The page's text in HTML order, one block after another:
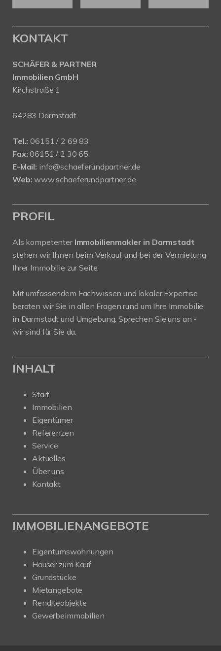
KONTAKT
SCHÄFER & PARTNER
Immobilien GmbH
Kirchstraße 1
64283 Darmstadt
Tel.: 06151 / 2 69 83
Fax: 06151 / 2 30 65
E-Mail: info@schaeferundpartner.de
Web: www.schaeferundpartner.de
PROFIL
Als kompetenter Immobilienmakler in Darmstadt
stehen wir Ihnen beim Verkauf und bei der Vermietung
Ihrer Immobilie zur Seite.
Mit umfassendem Fachwissen und lokaler Expertise
beraten wir Sie in allen Fragen rund um Ihre Immobilie
in Darmstadt und Umgebung. Sprechen Sie uns an -
wir sind für Sie da.
INHALT
Start
Immobilien
Eigentümer
Referenzen
Service
Aktuelles
Über uns
Kontakt
IMMOBILIENANGEBOTE
Eigentumswohnungen
Häuser zum Kauf
Grundstücke
Mietangebote
Renditeobjekte
Gewerbeimmobilien